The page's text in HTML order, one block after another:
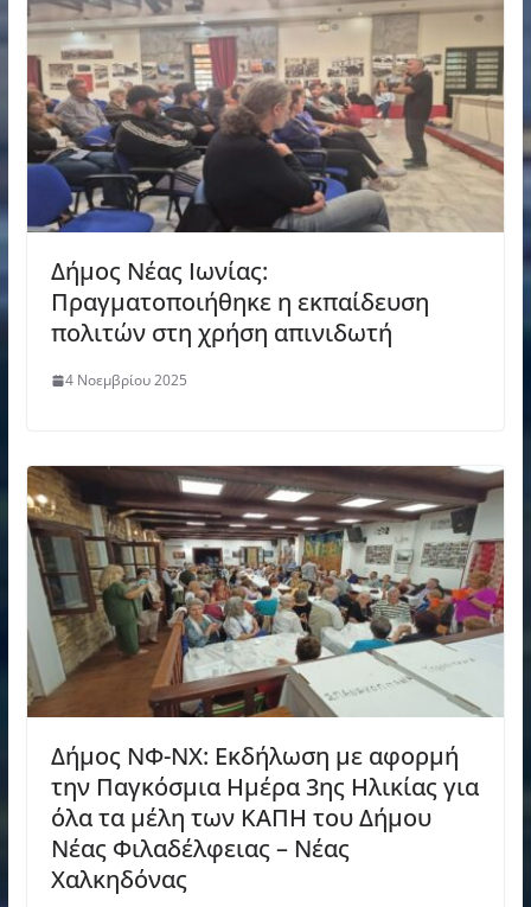
Δήμος Νέας Ιωνίας:
Πραγματοποιήθηκε η εκπαίδευση
πολιτών στη χρήση απινιδωτή
4 Νοεμβρίου 2025
Δήμος ΝΦ-ΝΧ: Εκδήλωση με αφορμή
την Παγκόσμια Ημέρα 3ης Ηλικίας για
όλα τα μέλη των ΚΑΠΗ του Δήμου
Νέας Φιλαδέλφειας – Νέας
Χαλκηδόνας